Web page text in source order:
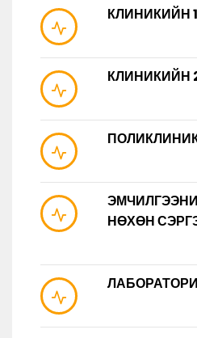
КЛИНИКИЙН
КЛИНИКИЙН
НӨХӨН